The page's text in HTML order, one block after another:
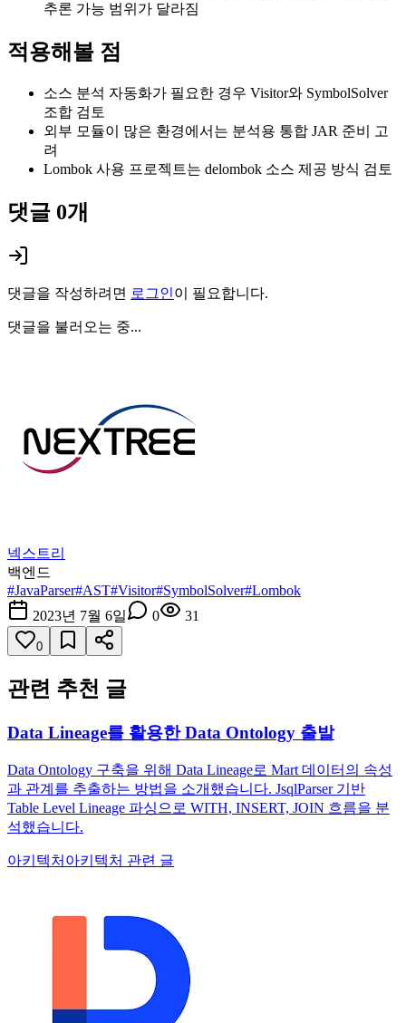
추론 가능 범위가 달라짐
적용해볼 점
소스 분석 자동화가 필요한 경우 Visitor와 SymbolSolver
조합 검토
외부 모듈이 많은 환경에서는 분석용 통합 JAR 준비 고
려
Lombok 사용 프로젝트는 delombok 소스 제공 방식 검토
댓글 0개
댓글을 작성하려면 로그인이 필요합니다.
댓글을 불러오는 중...
넥스트리
백엔드
#JavaParser#AST#Visitor#SymbolSolver#Lombok
2023년 7월 6일
0 31
0
관련 추천 글
Data Lineage를 활용한 Data Ontology 출발
Data Ontology 구축을 위해 Data Lineage로 Mart 데이터의 속성
과 관계를 추출하는 방법을 소개했습니다. JsqlParser 기반
Table Level Lineage 파싱으로 WITH, INSERT, JOIN 흐름을 분
석했습니다.
아키텍처 아키텍처 관련 글